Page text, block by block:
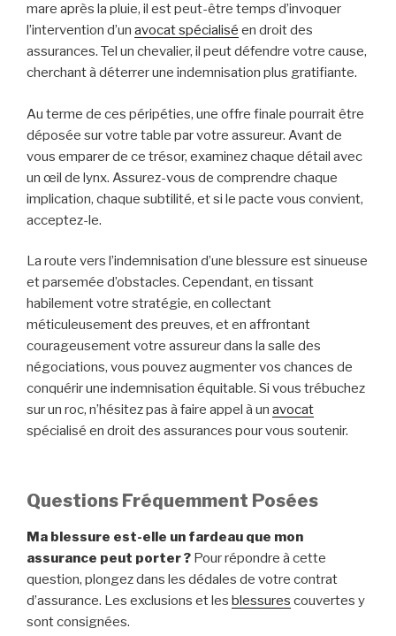
mare après la pluie, il est peut-être temps d’invoquer
l’intervention d’un avocat spécialisé en droit des
assurances. Tel un chevalier, il peut défendre votre cause,
cherchant à déterrer une indemnisation plus gratifiante.
Au terme de ces péripéties, une offre finale pourrait être
déposée sur votre table par votre assureur. Avant de
vous emparer de ce trésor, examinez chaque détail avec
un œil de lynx. Assurez-vous de comprendre chaque
implication, chaque subtilité, et si le pacte vous convient,
acceptez-le.
La route vers l’indemnisation d’une blessure est sinueuse
et parsemée d’obstacles. Cependant, en tissant
habilement votre stratégie, en collectant
méticuleusement des preuves, et en affrontant
courageusement votre assureur dans la salle des
négociations, vous pouvez augmenter vos chances de
conquérir une indemnisation équitable. Si vous trébuchez
sur un roc, n’hésitez pas à faire appel à un avocat
spécialisé en droit des assurances pour vous soutenir.
Questions Fréquemment Posées
Ma blessure est-elle un fardeau que mon
assurance peut porter ? Pour répondre à cette
question, plongez dans les dédales de votre contrat
d’assurance. Les exclusions et les blessures couvertes y
sont consignées.